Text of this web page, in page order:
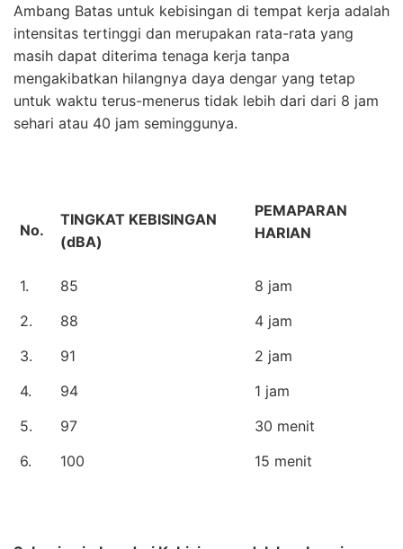
Ambang Batas untuk kebisingan di tempat kerja adalah
intensitas tertinggi dan merupakan rata-rata yang
masih dapat diterima tenaga kerja tanpa
mengakibatkan hilangnya daya dengar yang tetap
untuk waktu terus-menerus tidak lebih dari dari 8 jam
sehari atau 40 jam seminggunya.
No.
TINGKAT KEBISINGAN
(dBA)
PEMAPARAN
HARIAN
1. 85
8 jam
2.
88
4 jam
3.
91
2 jam
4.
94
1 jam
5.
97
30 menit
6.
100 15 menit